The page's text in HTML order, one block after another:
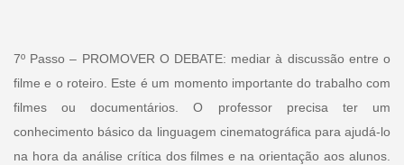
7º Passo – PROMOVER O DEBATE: mediar à discussão entre o
filme e o roteiro. Este é um momento importante do trabalho com
filmes ou documentários. O professor precisa ter um
conhecimento básico da linguagem cinematográfica para ajudá-lo
na hora da análise crítica dos filmes e na orientação aos alunos.